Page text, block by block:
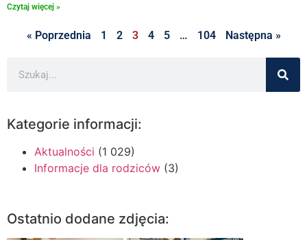
Czytaj więcej »
« Poprzednia 1 2 3 4 5 … 104 Następna »
Kategorie informacji:
Aktualności (1 029)
Informacje dla rodziców (3)
Ostatnio dodane zdjęcia: